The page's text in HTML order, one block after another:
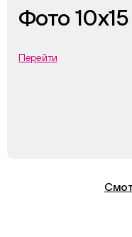
Фото
Перейти